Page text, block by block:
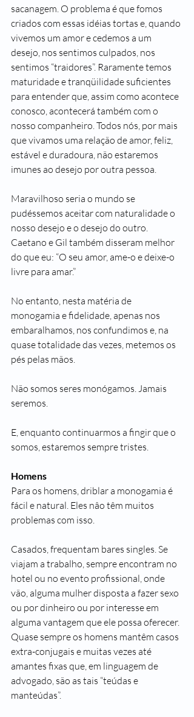
sacanagem. O problema é que fomos
criados com essas idéias tortas e, quando
vivemos um amor e cedemos a um
desejo, nos sentimos culpados, nos
sentimos “traidores”. Raramente temos
maturidade e tranqüilidade suficientes
para entender que, assim como acontece
conosco, acontecerá também com o
nosso companheiro. Todos nós, por mais
que vivamos uma relação de amor, feliz,
estável e duradoura, não estaremos
imunes ao desejo por outra pessoa.
Maravilhoso seria o mundo se
pudéssemos aceitar com naturalidade o
nosso desejo e o desejo do outro.
Caetano e Gil também disseram melhor
do que eu: “O seu amor, ame-o e deixe-o
livre para amar.”
No entanto, nesta matéria de
monogamia e fidelidade, apenas nos
embaralhamos, nos confundimos e, na
quase totalidade das vezes, metemos os
pés pelas mãos.
Não somos seres monógamos. Jamais
seremos.
E, enquanto continuarmos a fingir que o
somos, estaremos sempre tristes.
Homens
Para os homens, driblar a monogamia é
fácil e natural. Eles nâo têm muitos
problemas com isso.
Casados, frequentam bares singles. Se
viajam a trabalho, sempre encontram no
hotel ou no evento profissional, onde
vão, alguma mulher disposta a fazer sexo
ou por dinheiro ou por interesse em
alguma vantagem que ele possa oferecer.
Quase sempre os homens mantêm casos
extra-conjugais e muitas vezes até
amantes fixas que, em linguagem de
advogado, são as tais “teúdas e
manteúdas”.